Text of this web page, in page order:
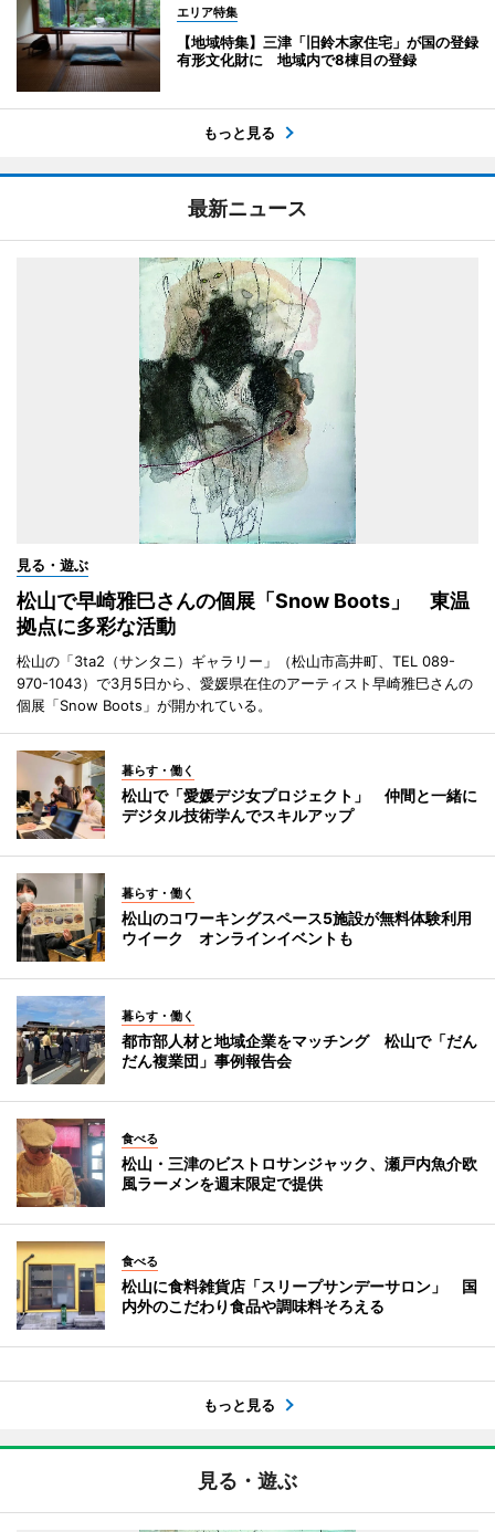
エリア特集
【地域特集】三津「旧鈴木家住宅」が国の登録
有形文化財に 地域内で8棟目の登録
もっと見る
最新ニュース
見る・遊ぶ
松山で早崎雅巳さんの個展「Snow Boots」 東温
拠点に多彩な活動
松山の「3ta2（サンタニ）ギャラリー」（松山市高井町、TEL 089-
970-1043）で3月5日から、愛媛県在住のアーティスト早崎雅巳さんの
個展「Snow Boots」が開かれている。
暮らす・働く
松山で「愛媛デジ女プロジェクト」 仲間と一緒に
デジタル技術学んでスキルアップ
暮らす・働く
松山のコワーキングスペース5施設が無料体験利用
ウイーク オンラインイベントも
暮らす・働く
都市部人材と地域企業をマッチング 松山で「だん
だん複業団」事例報告会
食べる
松山・三津のビストロサンジャック、瀬戸内魚介欧
風ラーメンを週末限定で提供
食べる
松山に食料雑貨店「スリープサンデーサロン」 国
内外のこだわり食品や調味料そろえる
もっと見る
見る・遊ぶ